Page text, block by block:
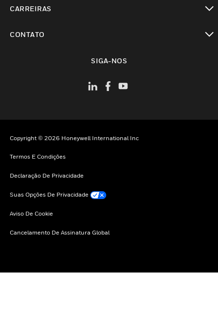
CARREIRAS
CONTATO
SIGA-NOS
Copyright © 2026 Honeywell International Inc
Termos E Condições
Declaração De Privacidade
Suas Opções De Privacidade
Aviso De Cookie
Cancelamento De Assinatura Global